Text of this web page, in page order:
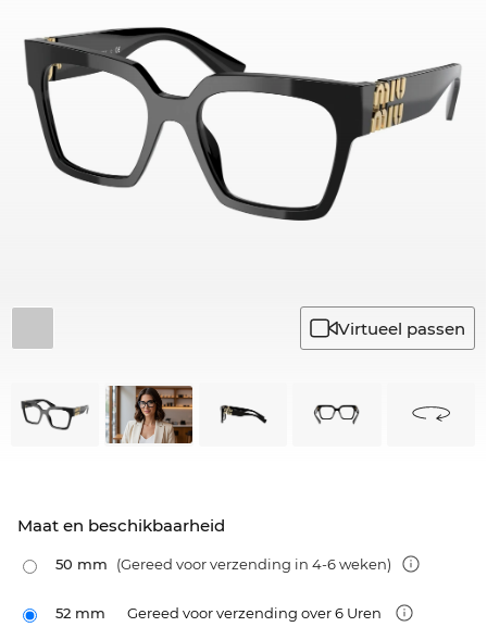
Virtueel passen
Maat en beschikbaarheid
50 mm (Gereed voor verzending in 4-6 weken)
52 mm Gereed voor verzending over 6 Uren